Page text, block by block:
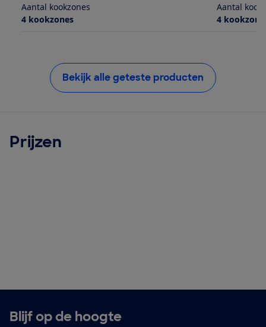
Aantal kookzones
4 kookzones
Aantal
4
Bekijk alle geteste producten
Prijzen
Blijf op de hoogte